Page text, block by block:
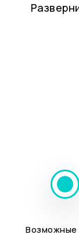
Возможные